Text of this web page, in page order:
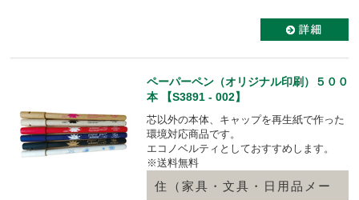
ペーパーペン（オリジナル印刷）５００
本 【S3891 - 002】
芯以外の本体、キャップを再生紙で作った
環境対応商品です。
エコノベルティとしておすすめします。
※送料無料
住（家具・文具・日用品メー